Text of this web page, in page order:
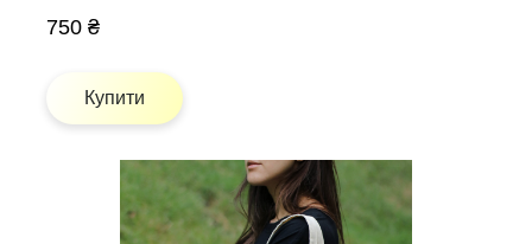
750 ₴
Купити